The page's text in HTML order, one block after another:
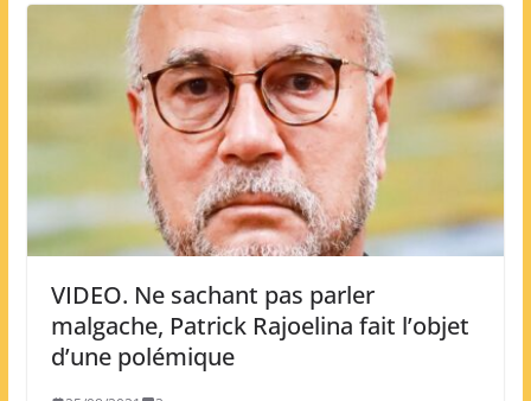
VIDEO. Ne sachant pas parler
malgache, Patrick Rajoelina fait l’objet
d’une polémique